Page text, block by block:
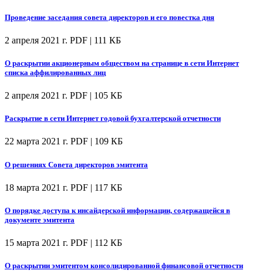
Проведение заседания совета директоров и его повестка дня
2 апреля 2021 г. PDF | 111 КБ
О раскрытии акционерным обществом на странице в сети Интернет
списка аффилированных лиц
2 апреля 2021 г. PDF | 105 КБ
Раскрытие в сети Интернет годовой бухгалтерской отчетности
22 марта 2021 г. PDF | 109 КБ
О решениях Совета директоров эмитента
18 марта 2021 г. PDF | 117 КБ
О порядке доступа к инсайдерской информации, содержащейся в
документе эмитента
15 марта 2021 г. PDF | 112 КБ
О раскрытии эмитентом консолидированной финансовой отчетности